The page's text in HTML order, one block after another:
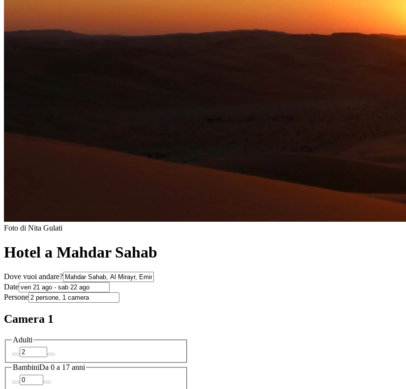
Foto di Nita Gulati
Hotel a Mahdar Sahab
Dove vuoi andare?
Date
Persone
Camera 1
Adulti
BambiniDa 0 a 17 anni